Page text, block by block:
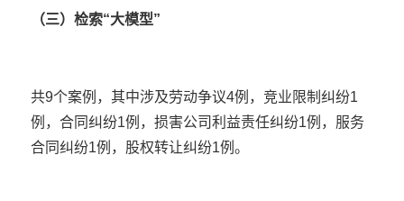
（三）检索“大模型”
共9个案例，其中涉及劳动争议4例，竞业限制纠纷1
例，合同纠纷1例，损害公司利益责任纠纷1例，服务
合同纠纷1例，股权转让纠纷1例。